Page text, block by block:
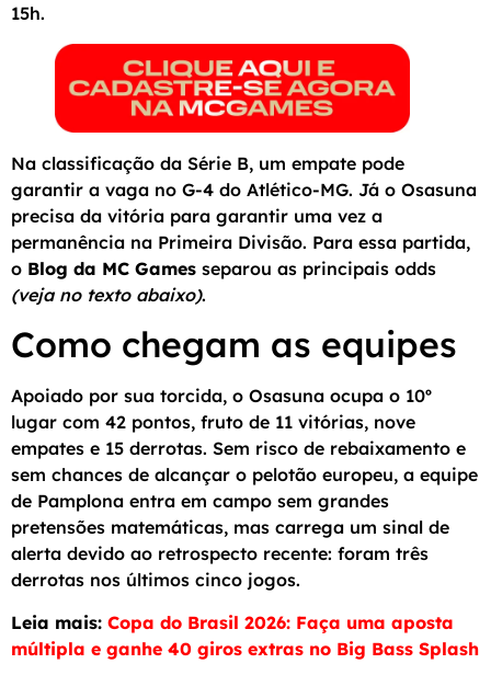
15h.
Na classificação da Série B, um empate pode
garantir a vaga no G-4 do Atlético-MG. Já o Osasuna
precisa da vitória para garantir uma vez a
permanência na Primeira Divisão. Para essa partida,
o Blog da MC Games separou as principais odds
(veja no texto abaixo).
Como chegam as equipes
Apoiado por sua torcida, o Osasuna ocupa o 10º
lugar com 42 pontos, fruto de 11 vitórias, nove
empates e 15 derrotas. Sem risco de rebaixamento e
sem chances de alcançar o pelotão europeu, a equipe
de Pamplona entra em campo sem grandes
pretensões matemáticas, mas carrega um sinal de
alerta devido ao retrospecto recente: foram três
derrotas nos últimos cinco jogos.
Leia mais: Copa do Brasil 2026: Faça uma aposta
múltipla e ganhe 40 giros extras no Big Bass Splash